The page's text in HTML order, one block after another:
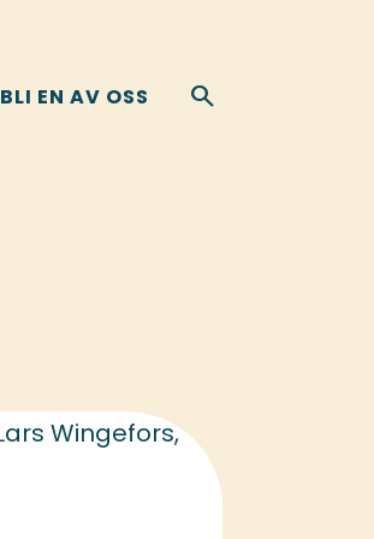
BLI EN AV OSS search